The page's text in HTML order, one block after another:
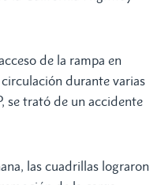
de la rampa en
durante varias
se trató de un accidente
las cuadrillas lograron